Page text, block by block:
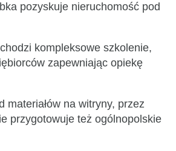
pozyskuje nieruchomość pod
kompleksowe szkolenie,
zapewniając opiekę
na witryny, przez
przygotowuje też ogólnopolskie